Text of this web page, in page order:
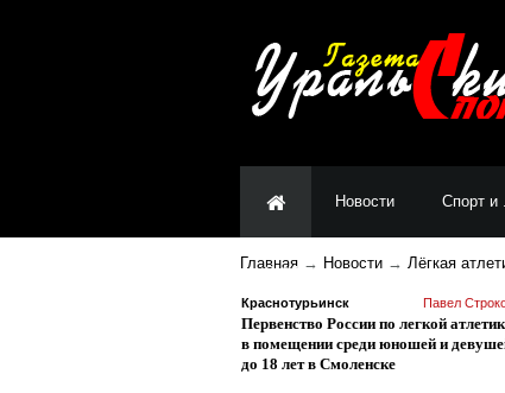
Новости Спорт и
СМИ
Главная→ Новости→ Лёгкая
Краснотурьинск Павел
Первенство России по легкой
в помещении среди юношей и
до 18 лет в Смоленске